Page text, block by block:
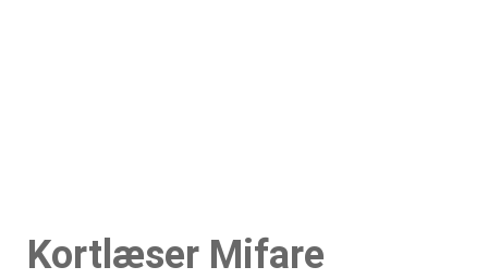
Kortlæser Mifare